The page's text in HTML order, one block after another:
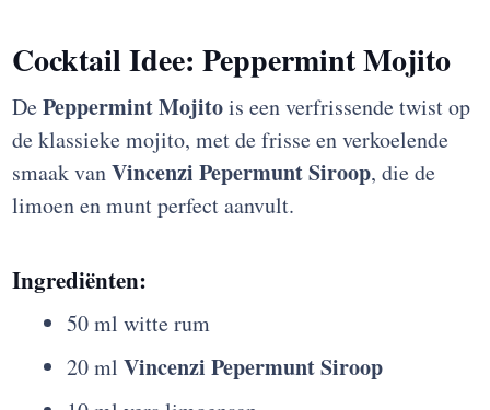
Cocktail Idee: Peppermint Mojito
DePeppermint Mojitois een verfrissende twist op
de klassieke mojito, met de frisse en verkoelende
smaak vanVincenzi Pepermunt Siroop, die de
limoen en munt perfect aanvult.
Ingrediënten:
50 ml witte rum
20 mlVincenzi Pepermunt Siroop